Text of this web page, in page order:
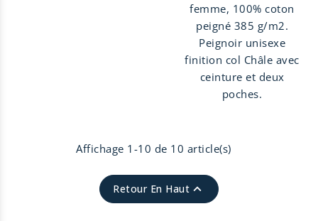
femme, 100% coton
peigné 385 g/m2.
Peignoir unisexe
finition col Châle avec
ceinture et deux
poches.
Affichage 1-10 de 10 article(s)
Retour En Haut 